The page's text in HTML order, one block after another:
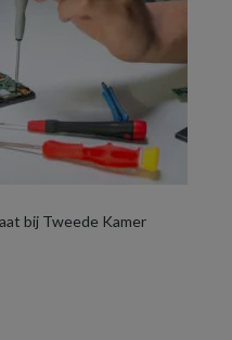
bij Tweede Kamer